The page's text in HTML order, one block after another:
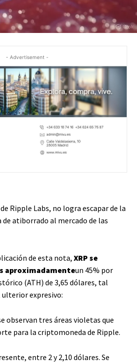
- Advertisement -
Ripple Labs, no logra escapar de la
de atiborrado al mercado de las
de esta nota, XRP se
aproximadamenteun 45% por
(ATH) de 3,65 dólares, tal
ulterior expresivo:
observan tres áreas violetas que
para la criptomoneda de Ripple.
entre 2 y 2,10 dólares. Se